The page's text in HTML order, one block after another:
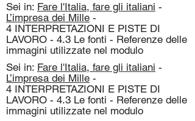
Sei in: Fare l'Italia, fare gli italiani -
L’impresa dei Mille -
4 INTERPRETAZIONI E PISTE DI
LAVORO - 4.3 Le fonti - Referenze delle
immagini utilizzate nel modulo
Sei in: Fare l'Italia, fare gli italiani -
L’impresa dei Mille -
4 INTERPRETAZIONI E PISTE DI
LAVORO - 4.3 Le fonti - Referenze delle
immagini utilizzate nel modulo